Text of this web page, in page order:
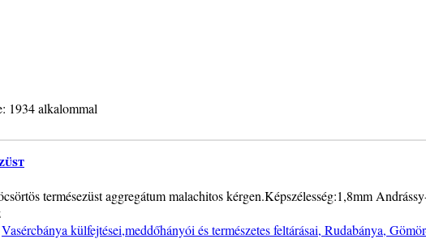
1934 alkalommal
termésezüst aggregátum malachitos kérgen.Képszélesség:1,8mm
Vasércbánya külfejtései,meddőhányói és természetes feltárásai, Rudabánya,